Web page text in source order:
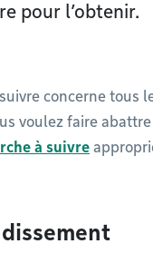
pour l’obtenir.
concerne tous
voulez faire
à suivre